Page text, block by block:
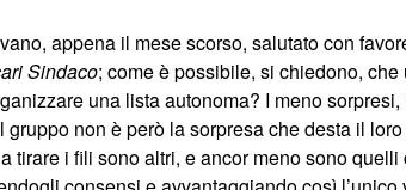
appena il mese scorso, salutato con
Sindaco; come è possibile, si chiedono,
una lista autonoma? I meno
non è però la sorpresa che desta il
i fili sono altri, e ancor meno sono